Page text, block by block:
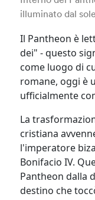
illuminato dal sole
Il Pantheon è
dei" - questo
come luogo di
romane, oggi è
ufficialmente
La
cristiana
l'imperatore
Bonifacio IV.
Pantheon dalla
destino che